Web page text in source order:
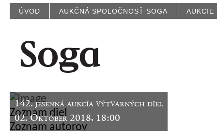
ÚVOD AUKČNÁ SPOLOČNOSŤ SOGA AUKCIE
142. jesenná aukcia výtvarných diel
02. Október 2018, 18:00
Zoznam diel
Zoznam autorov